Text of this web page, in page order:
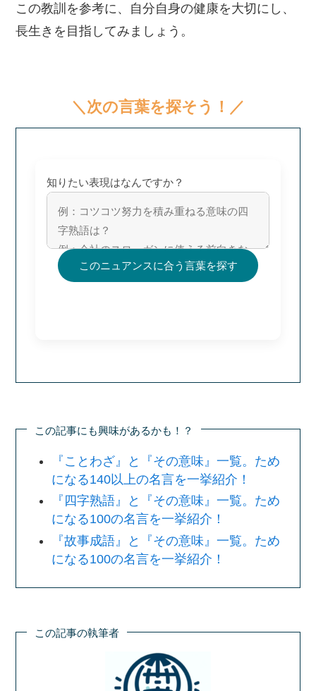
この教訓を参考に、自分自身の健康を大切にし、
長生きを目指してみましょう。
＼次の言葉を探そう！／
知りたい表現はなんですか？
このニュアンスに合う言葉を探す
この記事にも興味があるかも！？
『ことわざ』と『その意味』一覧。ため
になる140以上の名言を一挙紹介！
『四字熟語』と『その意味』一覧。ため
になる100の名言を一挙紹介！
『故事成語』と『その意味』一覧。ため
になる100の名言を一挙紹介！
この記事の執筆者